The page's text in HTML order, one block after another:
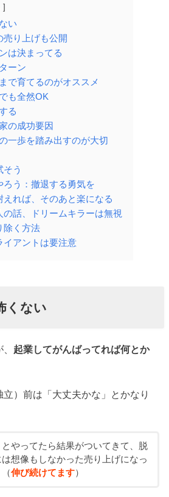
い
売り上げも公開
は決まってる
ーン
で育てるのがオススメ
も全然OK
る
の成功要因
一歩を踏み出すのが大切
そう
ろう：撤退する勇気を
えれば、そのあと楽になる
の話、ドリームキラーは無視
除く方法
イアントは要注意
くない
起業してがんばってれば何とか
）前は「大丈夫かな」とかなり
やってたら結果がついてきて、脱
想像もしなかった売り上げになっ
伸び続けてます）